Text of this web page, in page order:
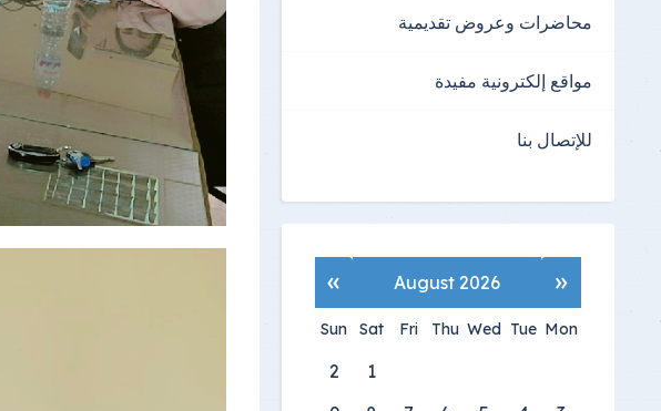
محاضرات وعروض تقديمية
مواقع إلكترونية مفيدة
للإتصال بنا
«
August 2026
»
Mon
Tue
Wed
Thu
Fri
Sat
Sun
1
2